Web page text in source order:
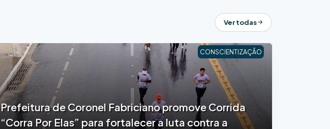
Ver todas
CONSCIENTIZAÇÃO
Prefeitura de Coronel Fabriciano promove Corrida
“Corra Por Elas” para fortalecer a luta contra a